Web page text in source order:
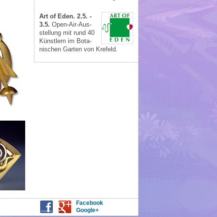
Art of Eden. 2.5. -
3.5. Open-Air-Aus­
stellung mit rund 40
Künstlern im Bota­
nischen Garten von Krefeld.
Facebook
Google+